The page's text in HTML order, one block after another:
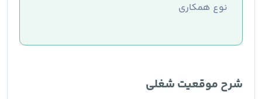
نوع همکاری
شرح موقعیت شغلی